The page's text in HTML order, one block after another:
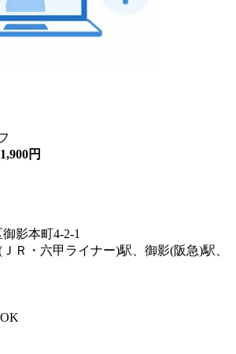
1,900円
影本町4-2-1
Ｒ・六甲ライナー)駅、御影(阪急)駅、